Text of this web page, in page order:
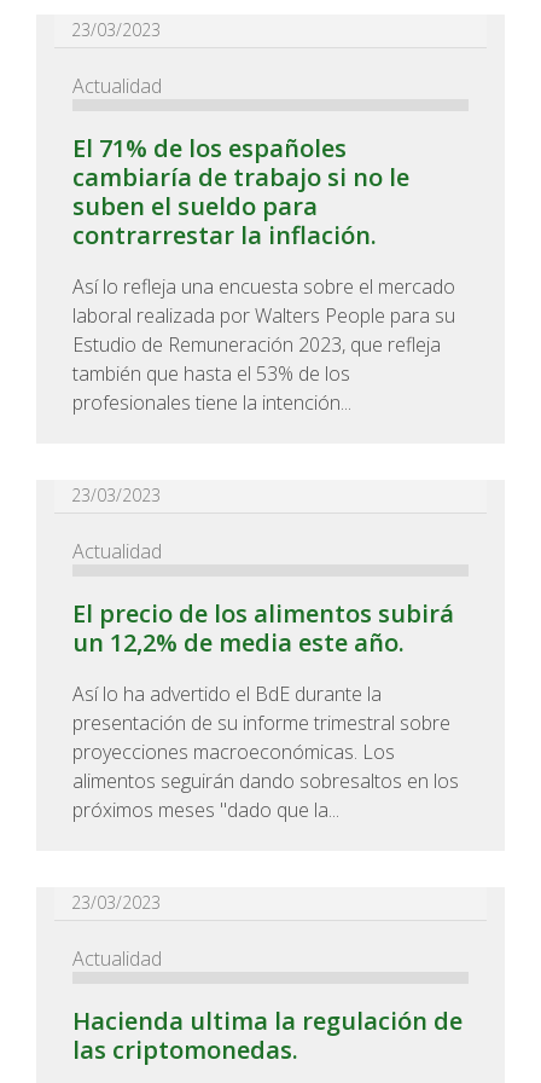
23/03/2023
Actualidad
El 71% de los españoles
cambiaría de trabajo si no le
suben el sueldo para
contrarrestar la inflación.
Así lo refleja una encuesta sobre el mercado
laboral realizada por Walters People para su
Estudio de Remuneración 2023, que refleja
también que hasta el 53% de los
profesionales tiene la intención...
23/03/2023
Actualidad
El precio de los alimentos subirá
un 12,2% de media este año.
Así lo ha advertido el BdE durante la
presentación de su informe trimestral sobre
proyecciones macroeconómicas. Los
alimentos seguirán dando sobresaltos en los
próximos meses "dado que la...
23/03/2023
Actualidad
Hacienda ultima la regulación de
las criptomonedas.